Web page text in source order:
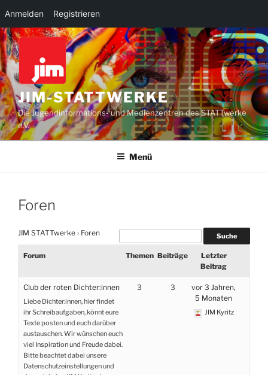
Anmelden Registrieren
Zum
Inhalt
springen
JIM-STATTWERKE
Die Jugendinformations- und Medienzentren des STATTwerke
e.V.
Menü
Foren
JIM STATTwerke › Foren
Forum Themen Beiträge
Letzter
Beitrag
Club der roten Dichter:innen
Liebe Dichter:innen, hier findet
ihr Schreibaufgaben, könnt eure
Texte posten und euch darüber
austauschen. Wir wünschen euch
viel Inspiration und Freude dabei.
Bitte beachtet dabei unsere
Datenschutzeinstellungen und
3 3
vor 3 Jahren,
5 Monaten
JIM Kyritz